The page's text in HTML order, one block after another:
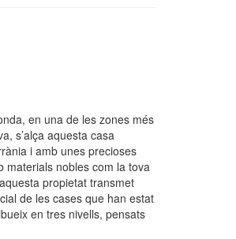
en una de les zones més
s’alça aquesta casa
i amb unes precioses
materials nobles com la tova
propietat transmet
de les cases que han estat
en tres nivells, pensats